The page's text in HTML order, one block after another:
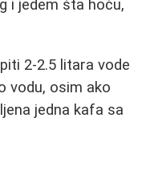
i jedem šta hoću,
2-2.5 litara vode
vodu, osim ako
jedna kafa sa